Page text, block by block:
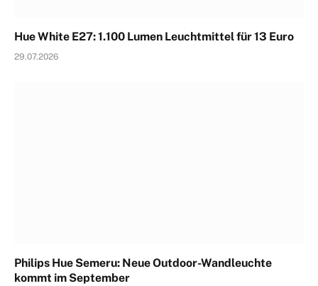
Hue White E27: 1.100 Lumen Leuchtmittel für 13 Euro
29.07.2026
Philips Hue Semeru: Neue Outdoor-Wandleuchte
kommt im September